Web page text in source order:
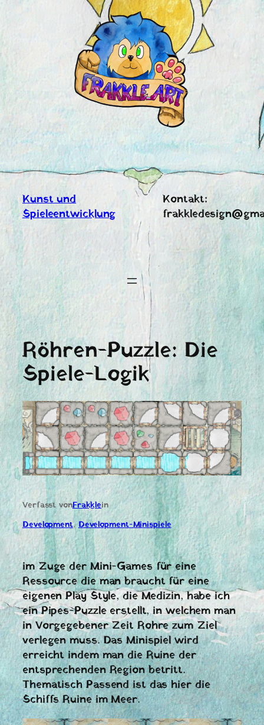
Kunst und
Spieleentwicklung
Kontakt:
Röhren-Puzzle: Die
Spiele-Logik
Verfasst vonFrakklein
Development, Development-Minispiele
im Zuge der Mini-Games für eine
Ressource die man braucht für eine
eigenen Play Style, die Medizin, habe ich
ein Pipes-Puzzle erstellt, in welchem man
in Vorgegebener Zeit Rohre zum Ziel
verlegen muss. Das Minispiel wird
erreicht indem man die Ruine der
entsprechenden Region betritt.
Thematisch Passend ist das hier die
Schiffs Ruine im Meer.